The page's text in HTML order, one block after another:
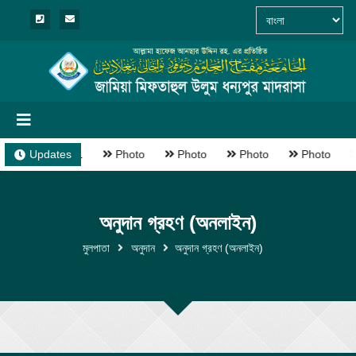
Updates
Madrasha-1 Photo Photo Photo Photo
অনুদান গ্রহণ (অনলাইন)
মুলপাতা অনুদান অনুদান গ্রহণ (অনলাইন)